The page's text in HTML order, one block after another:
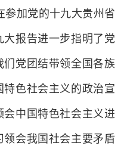
加党的十九大贵州省
报告进一步指明了党
党团结带领全国各族
色社会主义的政治宣
中国特色社会主义进
领会我国社会主要矛盾